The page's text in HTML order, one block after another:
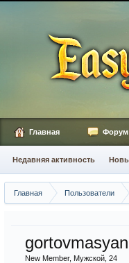
Главная Пользователи
gortovmasyan
New Member, Мужской, 24
Главная Форум
Недавняя активность